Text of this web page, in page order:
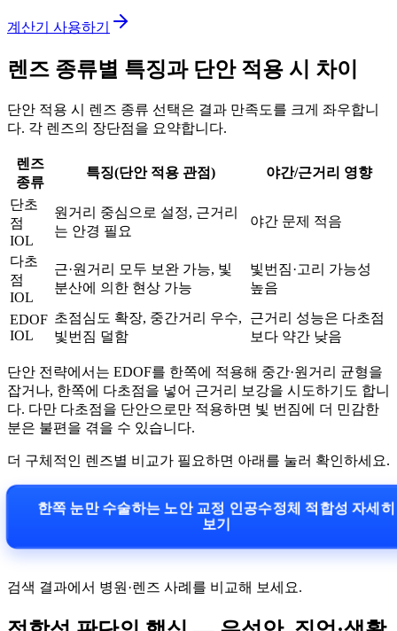
계산기 사용하기
렌즈 종류별 특징과 단안 적용 시 차이
단안 적용 시 렌즈 종류 선택은 결과 만족도를 크게 좌우합니
다. 각 렌즈의 장단점을 요약합니다.
렌즈
종류
특징(단안 적용 관점) 야간/근거리 영향
단초
점
IOL
원거리 중심으로 설정, 근거리
는 안경 필요
야간 문제 적음
다초
점
IOL
근·원거리 모두 보완 가능, 빛
분산에 의한 현상 가능
빛번짐·고리 가능성
높음
EDOF
IOL
초점심도 확장, 중간거리 우수,
빛번짐 덜함
근거리 성능은 다초점
보다 약간 낮음
단안 전략에서는 EDOF를 한쪽에 적용해 중간·원거리 균형을
잡거나, 한쪽에 다초점을 넣어 근거리 보강을 시도하기도 합니
다. 다만 다초점을 단안으로만 적용하면 빛 번짐에 더 민감한
분은 불편을 겪을 수 있습니다.
더 구체적인 렌즈별 비교가 필요하면 아래를 눌러 확인하세요.
한쪽 눈만 수술하는 노안 교정 인공수정체 적합성 자세
보기
검색 결과에서 병원·렌즈 사례를 비교해 보세요.